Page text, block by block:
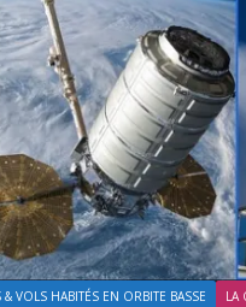
& VOLS HABITÉS EN ORBITE BASSE LA